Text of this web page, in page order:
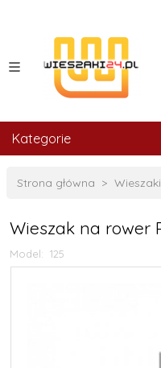
Kategorie
Strona główna
Wieszak na rower
Model: 125